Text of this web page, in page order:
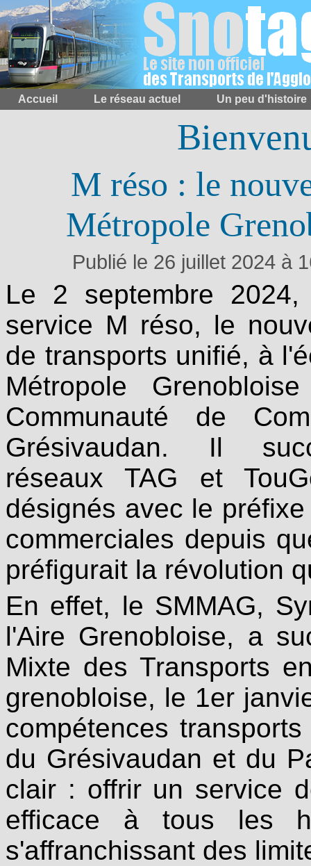
Accueil Le réseau actuel Un peu d'histoire
M réso : le
Métropole
Publié le 26 juillet 2024 à
Le 2 septembre
service M réso, le
de transports unifié, à
Métropole
Communauté de
Grésivaudan. Il
réseaux TAG et
désignés avec le
commerciales depuis
préfigurait la révolution
En effet, le SMMAG,
l'Aire Grenobloise, a
Mixte des Transports
grenobloise, le 1er
compétences
du Grésivaudan et du
clair : offrir un service
efficace à tous les
s'affranchissant des